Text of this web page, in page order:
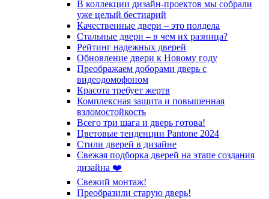
В коллекции дизайн-проектов мы собрали
уже целый бестиарий
Качественные двери – это полдела
Стальные двери – в чем их разница?
Рейтинг надежных дверей
Обновление двери к Новому году
Преображаем доборами дверь с
видеодомофоном
Красота требует жертв
Комплексная защита и повышенная
взломостойкость
Всего три шага и дверь готова!
Цветовые тенденции Pantone 2024
Стили дверей в дизайне
Свежая подборка дверей на этапе создания
дизайна ❤️
Свежий монтаж!
Преобразили старую дверь!